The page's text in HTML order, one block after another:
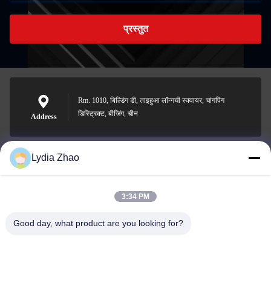
प्रस्तुत
Address
Rm. 1010, बिल्डिंग डी, ताइहुआ लॉन्गची स्क्वायर, चांगपिंग
डिस्ट्रिक्ट, बीजिंग, चीन
jesingd@vip.sina.com
Lydia Zhao
3:34 PM
Good day, what product are you looking for?